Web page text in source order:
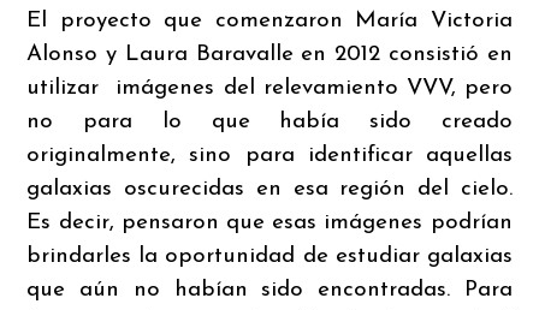
El proyecto que comenzaron María Victoria
Alonso y Laura Baravalle en 2012 consistió en
utilizar imágenes del relevamiento VVV, pero
no para lo que había sido creado
originalmente, sino para identificar aquellas
galaxias oscurecidas en esa región del cielo.
Es decir, pensaron que esas imágenes podrían
brindarles la oportunidad de estudiar galaxias
que aún no habían sido encontradas. Para